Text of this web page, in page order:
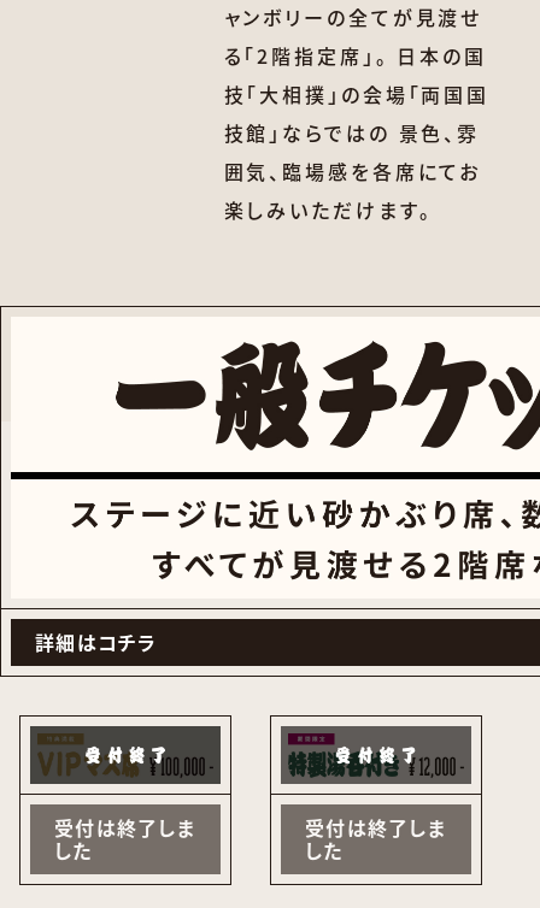
ャンボリーの全てが見渡せ
る「2階指定席」。 日本の国
技「大相撲」の会場「両国国
技館」ならではの 景色、雰
囲気、臨場感を各席にてお
楽しみいただけます。
詳細はコチラ
受付は終了しま
した
受付は終了しま
した